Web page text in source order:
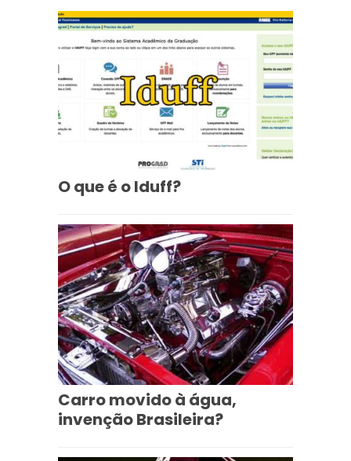
O que é o Iduff?
Carro movido à água,
invenção Brasileira?